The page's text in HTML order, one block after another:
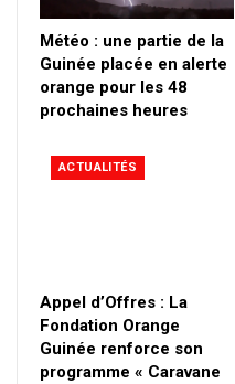
Météo : une partie de la
Guinée placée en alerte
orange pour les 48
prochaines heures
ACTUALITÉS
Appel d’Offres : La
Fondation Orange
Guinée renforce son
programme « Caravane